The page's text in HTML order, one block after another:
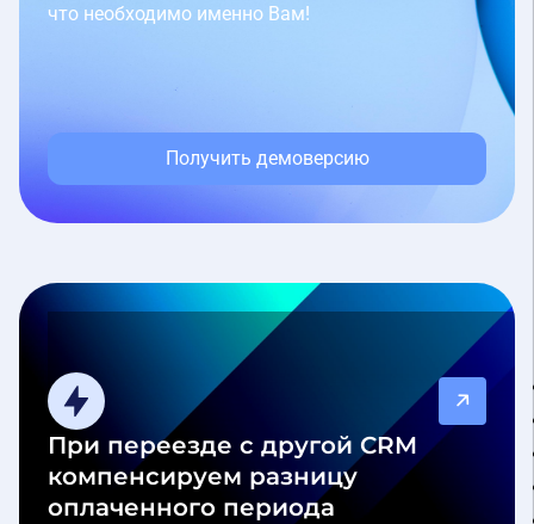
что необходимо именно Вам!
Получить демоверсию
При переезде с другой CRM
компенсируем разницу
оплаченного периода